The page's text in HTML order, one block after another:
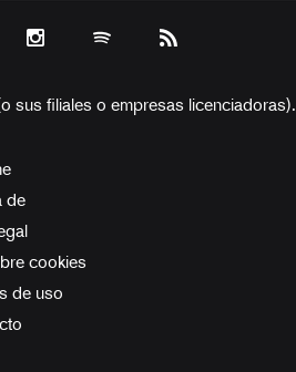
filiales o empresas licenciadoras).
de
cookies
de uso